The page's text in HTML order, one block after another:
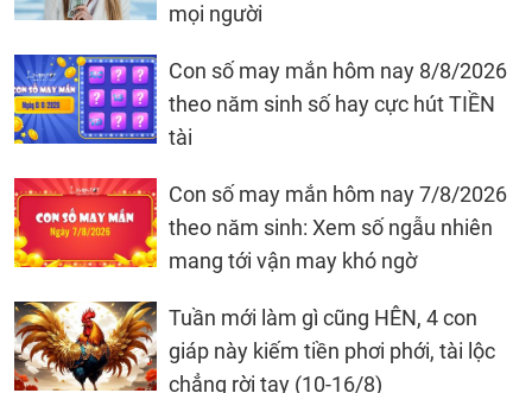
mọi người
Con số may mắn hôm nay 8/8/2026
theo năm sinh số hay cực hút TIỀN
tài
Con số may mắn hôm nay 7/8/2026
theo năm sinh: Xem số ngẫu nhiên
mang tới vận may khó ngờ
Tuần mới làm gì cũng HÊN, 4 con
giáp này kiếm tiền phơi phới, tài lộc
chẳng rời tay (10-16/8)